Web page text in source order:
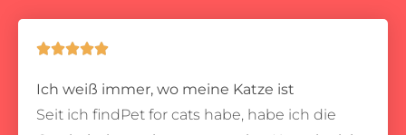

Ich weiß immer, wo meine Katze ist
Seit ich findPet for cats habe, habe ich die